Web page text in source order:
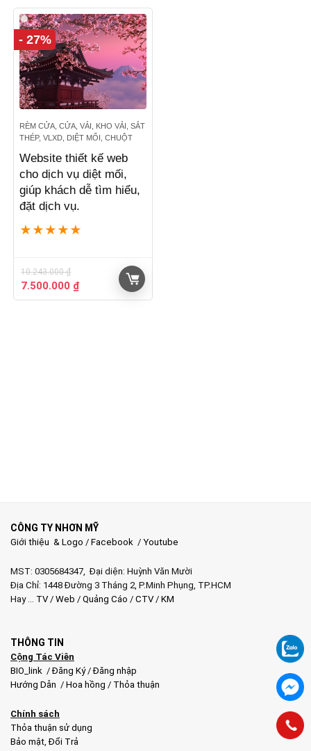
7.495.000 ₫.là:
5.500.000 ₫.
- 27%
RÈM CỬA, CỬA, VẢI, KHO VẢI, SẮT
THÉP, VLXD, DIỆT MỐI, CHUỘT
Website thiết kế web
cho dịch vụ diệt mối,
giúp khách dễ tìm hiểu,
đặt dịch vụ.
★ ★ ★ ★ ★
10.243.000₫
Giá
gốc
7.500.000 ₫Giá
hiện
CÔNG TY NHƠN MỸ
Giới thiệu & Logo / Facebook / Youtube
MST: 0305684347, Đại diện: Huỳnh Văn Mười
Địa Chỉ: 1448 Đường 3 Tháng 2, P.Minh Phụng, TP.HCM
Hay … TV/ Web / Quảng Cáo / CTV/ KM
THÔNG TIN
Cộng Tác Viên
BIO_link /Đăng Ký/Đăng nhập
Hướng Dẫn / Hoa hồng / Thỏa thuận
Chính sách
Thỏa thuận sử dụng
Bảo mật,Đổi Trả